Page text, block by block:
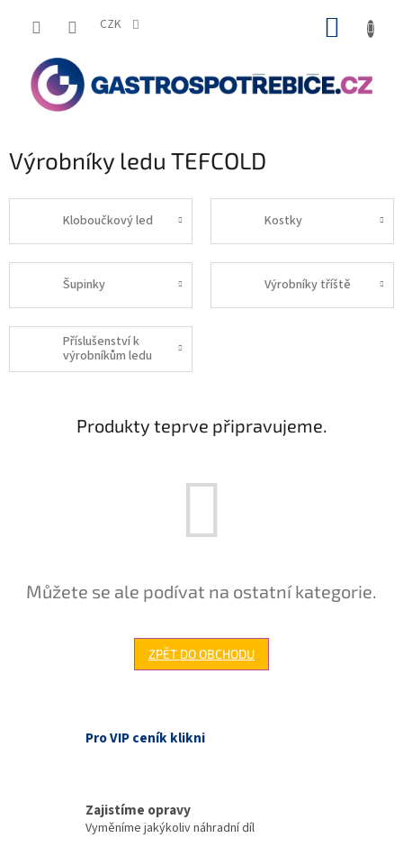
CZK
Výrobníky ledu TEFCOLD
Kloboučkový led Kostky
Šupinky Výrobníky tříště
Příslušenství k
výrobníkům ledu
Produkty teprve připravujeme.
Můžete se ale podívat na ostatní kategorie.
ZPĚT DO OBCHODU
Pro VIP ceník klikni
Zajistíme opravy
Vyměníme jakýkoliv náhradní díl